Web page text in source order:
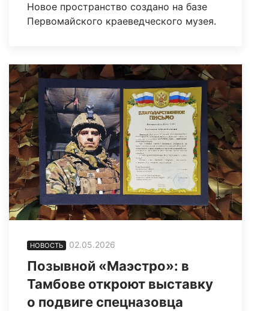
Новое пространство создано на базе
Первомайского краеведческого музея.
НОВОСТЬ 02.05.2026
Позывной «Маэстро»: в
Тамбове откроют выставку
о подвиге спецназовца